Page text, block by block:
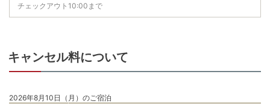
チェックアウト10:00まで
キャンセル料について
2026年8月10日（月）のご宿泊